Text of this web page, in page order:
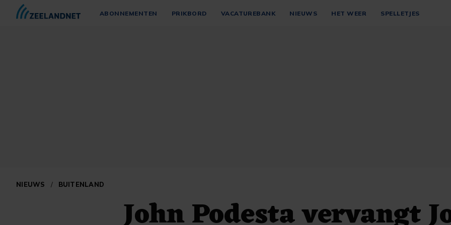
ABONNEMENTEN PRIKBORD VACATUREBANK NIEUWS HET WEER SPELLETJES
NIEUWS / BUITENLAND